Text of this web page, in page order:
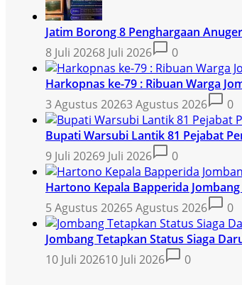
Jatim Borong 8 Penghargaan
8 Juli 20268 Juli 2026
0
Harkopnas ke-79 : Ribuan Warga
3 Agustus 20263 Agustus 2026
0
Bupati Warsubi Lantik 81 Pejabat
9 Juli 20269 Juli 2026
0
Hartono Kepala Bapperida
5 Agustus 20265 Agustus 2026
0
Jombang Tetapkan Status Siaga
10 Juli 202610 Juli 2026 0